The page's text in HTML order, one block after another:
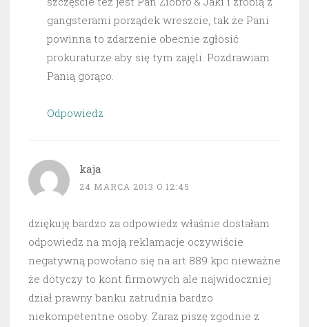
gangsterami porządek wreszcie, tak że Pani
powinna to zdarzenie obecnie zgłosić
prokuraturze aby się tym zajęli. Pozdrawiam
Panią gorąco.
Odpowiedz
kaja
24 MARCA 2013 O 12:45
dziękuję bardzo za odpowiedz właśnie dostałam
odpowiedz na moją reklamacje oczywiście
negatywną powołano się na art 889 kpc nieważne
że dotyczy to kont firmowych ale najwidoczniej
dział prawny banku zatrudnia bardzo
niekompetentne osoby. Zaraz piszę zgodnie z